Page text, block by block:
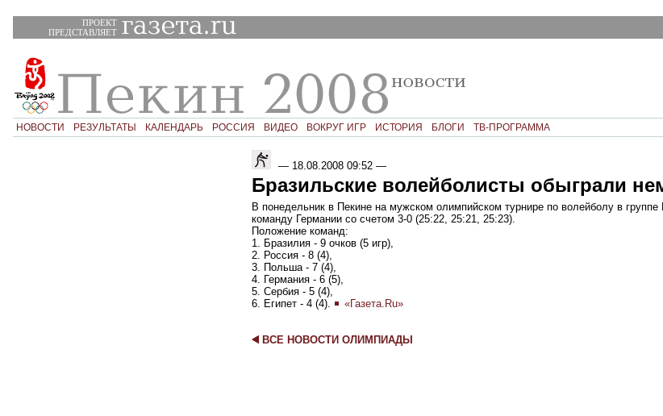
ПРОЕКТ
ПРЕДСТАВЛЯЕТ
НОВОСТИ РЕЗУЛЬТАТЫ КАЛЕНДАРЬ РОССИЯ ВИДЕО ВОКРУГ ИГР ИСТОРИЯ БЛОГИ ТВ-ПРОГРАММА
— 18.08.2008 09:52 —
Бразильские волейболисты обыграли
В понедельник в Пекине на мужском олимпийском турнире по волейболу в
команду Германии со счетом 3-0 (25:22, 25:21, 25:23).
Положение команд:
1. Бразилия - 9 очков (5 игр),
2. Россия - 8 (4),
3. Польша - 7 (4),
4. Германия - 6 (5),
5. Сербия - 5 (4),
6. Египет - 4 (4).
«Газета.Ru»
ВСЕ НОВОСТИ ОЛИМПИАДЫ